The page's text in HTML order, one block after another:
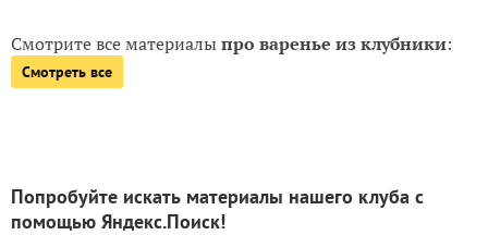
Смотрите все материалыпро варенье из клубники:
Смотреть все
Попробуйте искать материалы нашего клуба с
помощью Яндекс.Поиск!